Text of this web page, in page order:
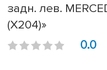
задн. лев.
(X204)»
0.0